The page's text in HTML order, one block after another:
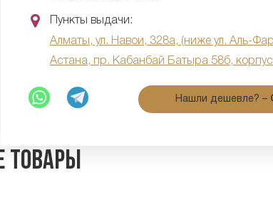
Пункты выдачи:
Алматы, ул. Навои, 328а, (ниже ул. Аль-
Астана, пр. Кабанбай Батыра 58б, корпус
Нашли дешевле? –
товары